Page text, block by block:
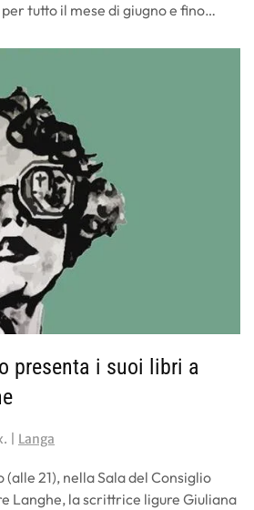
tutto il mese di giugno e fino…
presenta i suoi libri a
| Langa
21), nella Sala del Consiglio
Langhe, la scrittrice ligure Giuliana